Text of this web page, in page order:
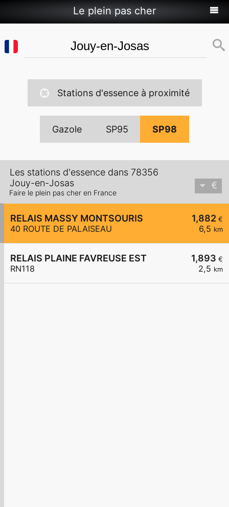
Le plein pas cher
Stations d'essence à proximité
Gazole SP95 SP98
Les stations d'essence dans 78356
Jouy-en-Josas
Faire le plein pas cher en France
1,882 €
6,5 km
RELAIS MASSY MONTSOURIS
40 ROUTE DE PALAISEAU
1,893 €
2,5 km
RELAIS PLAINE FAVREUSE EST
RN118